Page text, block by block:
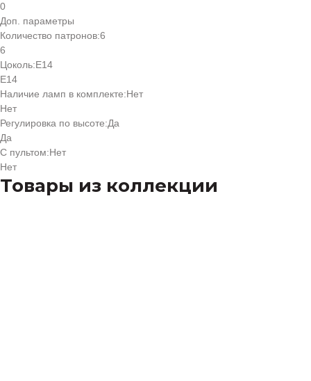
0
Доп. параметры
Количество патронов:6
6
Цоколь:Е14
Е14
Наличие ламп в комплекте:Нет
Нет
Регулировка по высоте:Да
Да
С пультом:Нет
Нет
Товары из коллекции